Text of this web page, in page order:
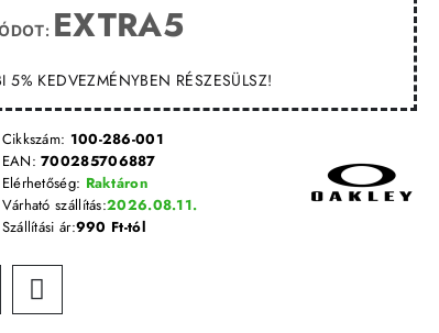
EXTRA5
5% KEDVEZMÉNYBEN RÉSZESÜLSZ!
Cikkszám: 100-286-001
EAN:700285706887
Elérhetőség: Raktáron
Várható szállítás:2026.08.11.
Szállítási ár:990 Ft-tól